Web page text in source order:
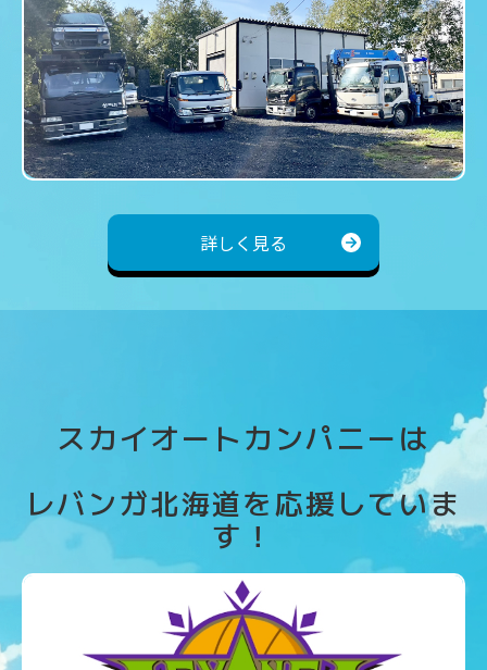
詳しく見る
">
スカイオートカンパニーは
レバンガ北海道を応援していま
す！